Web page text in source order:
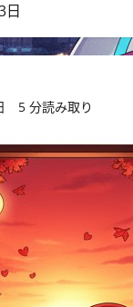
日
5 分読み取り